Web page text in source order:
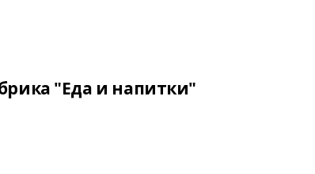
"Еда и напитки"